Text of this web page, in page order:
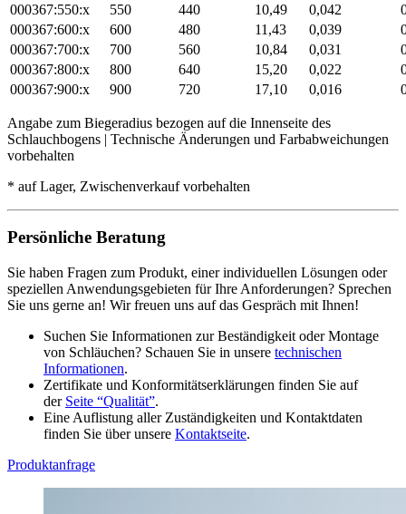
000367:550:x
550 440 10,49 0,042
000367:600:x
600 480 11,43 0,039
000367:700:x
700 560 10,84 0,031
000367:800:x
800 640 15,20 0,022
000367:900:x
900 720 17,10 0,016
Angabe zum Biegeradius bezogen auf die Innenseite des
Schlauchbogens | Technische Änderungen und Farbabweichungen
vorbehalten
* auf Lager, Zwischenverkauf vorbehalten
Persönliche Beratung
Sie haben Fragen zum Produkt, einer individuellen Lösungen oder
speziellen Anwendungsgebieten für Ihre Anforderungen? Sprechen
Sie uns gerne an! Wir freuen uns auf das Gespräch mit Ihnen!
Suchen Sie Informationen zur Beständigkeit oder Montage
von Schläuchen? Schauen Sie in unsere technischen
Informationen.
Zertifikate und Konformitätserklärungen finden Sie auf
der Seite “Qualität”.
Eine Auflistung aller Zuständigkeiten und Kontaktdaten
finden Sie über unsere Kontaktseite.
Produktanfrage